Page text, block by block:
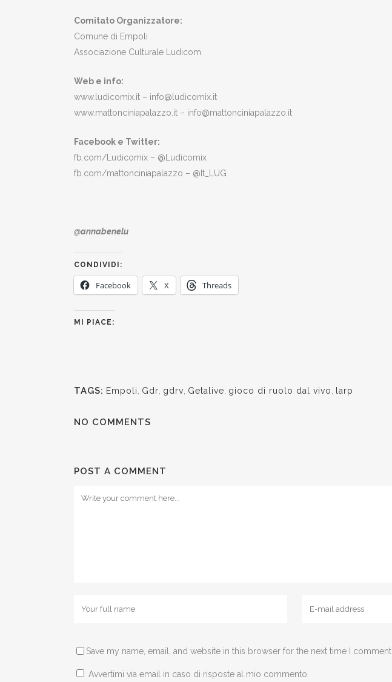
Comitato Organizzatore:
Comune di Empoli
Associazione Culturale Ludicom
Web e info:
www.ludicomix.it – info@ludicomix.it
www.mattonciniapalazzo.it – info@mattonciniapalazzo.it
Facebook e Twitter:
fb.com/Ludicomix – @Ludicomix
fb.com/mattonciniapalazzo – @It_LUG
@annabenelu
CONDIVIDI:
Facebook X Threads
MI PIACE:
TAGS: Empoli Gdr gdrv Getalive gioco di ruolo dal vivo larp
NO COMMENTS
POST A COMMENT
Save my name, email, and website in this browser for the next time I comment.
Avvertimi via email in caso di risposte al mio commento.